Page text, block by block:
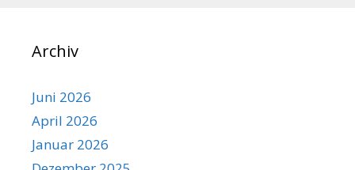
Archiv
Juni 2026
April 2026
Januar 2026